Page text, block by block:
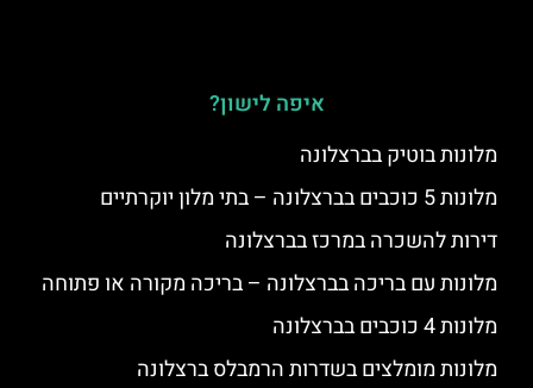
איפה לישון?
מלונות בוטיק בברצלונה
מלונות 5 כוכבים בברצלונה – בתי מלון יוקרתיים
דירות להשכרה במרכז בברצלונה
מלונות עם בריכה בברצלונה – בריכה מקורה או פתוחה
מלונות 4 כוכבים בברצלונה
מלונות מומלצים בשדרות הרמבלס ברצלונה